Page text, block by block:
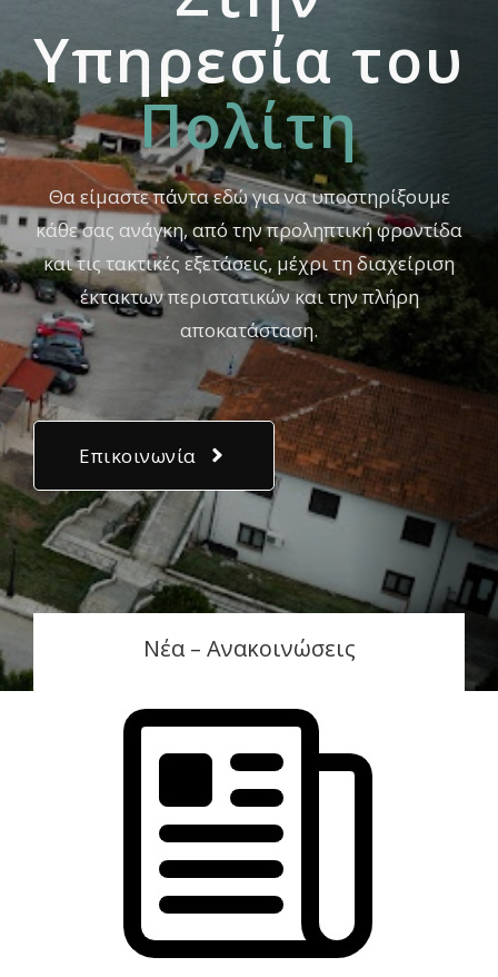
Yπηρεσία του
Πολίτη
Θα είμαστε πάντα εδώ για να υποστηρίξουμε
κάθε σας ανάγκη, από την προληπτική φροντίδα
και τις τακτικές εξετάσεις, μέχρι τη διαχείριση
έκτακτων περιστατικών και την πλήρη
αποκατάσταση.
Επικοινωνία
Νέα – Ανακοινώσεις